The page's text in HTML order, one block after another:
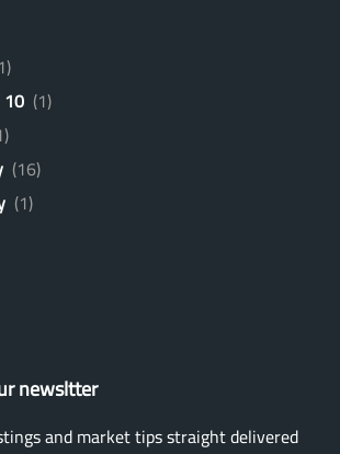
10 (1)
(16)
(1)
newsltter
and market tips straight delivered